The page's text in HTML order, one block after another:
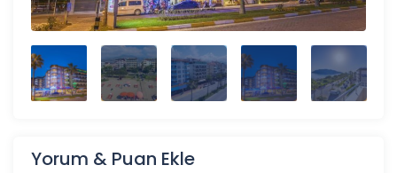
Yorum & Puan Ekle